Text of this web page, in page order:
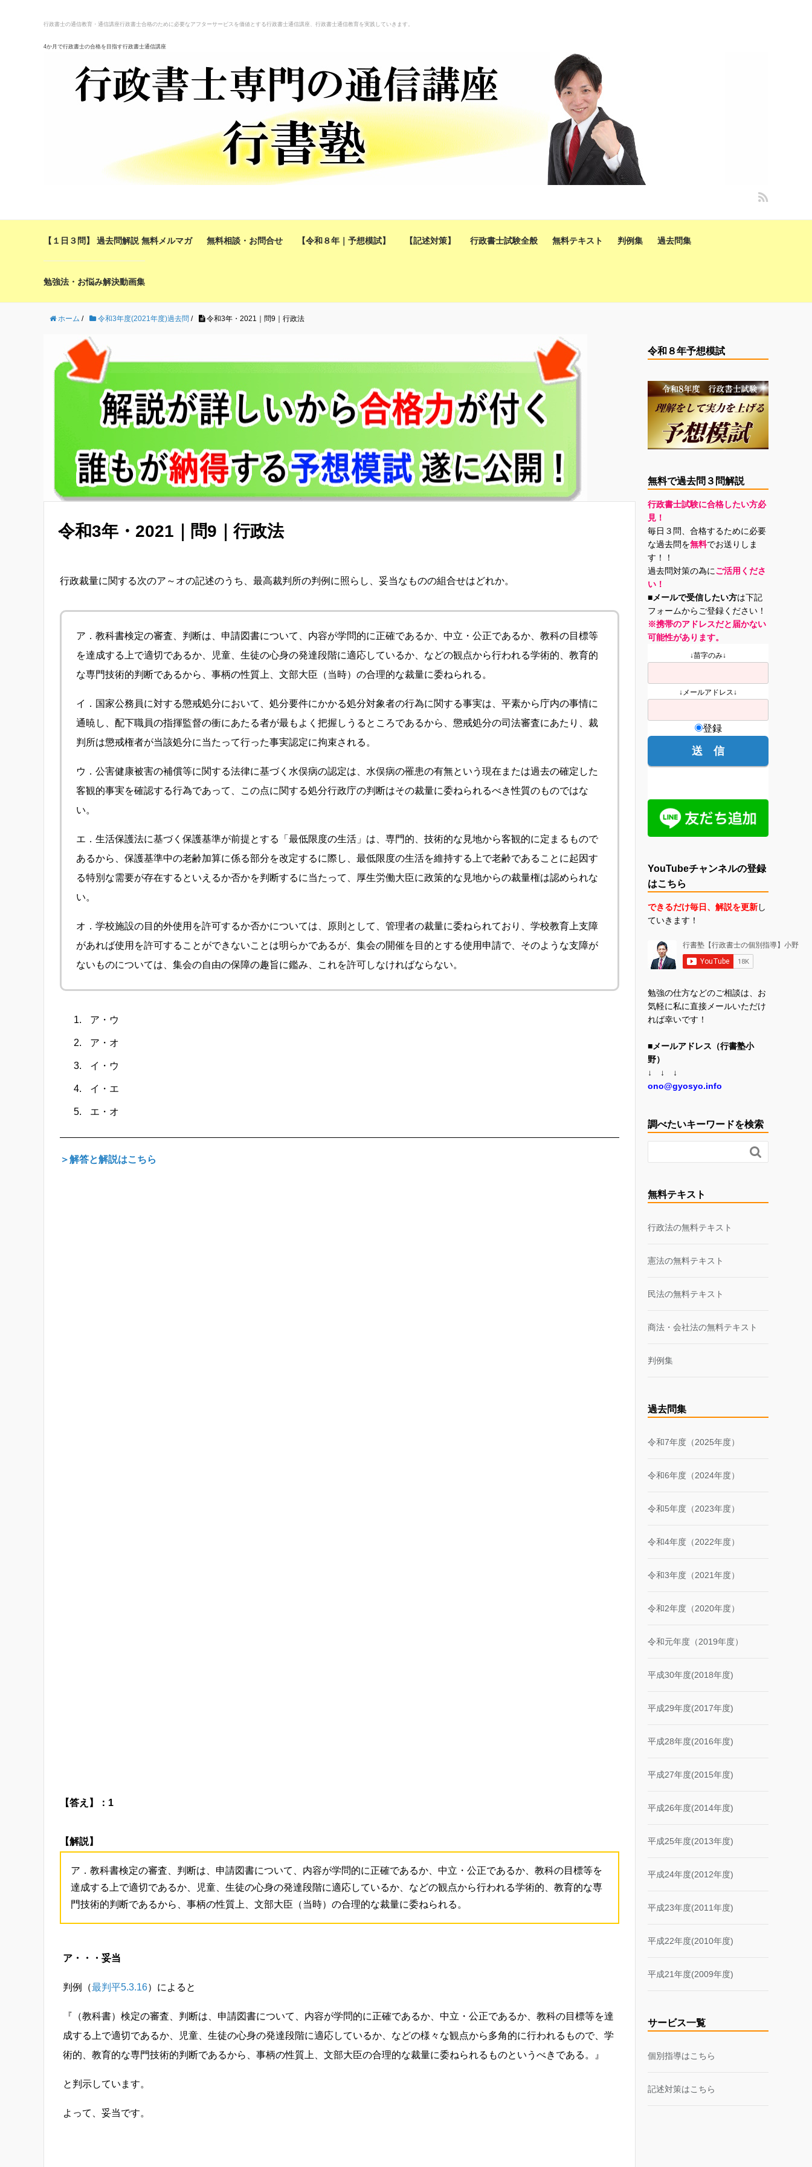
行政書士の通信教育・通信講座行政書士合格のために必要なアフターサービスを価値とする行政書士通信講座、行政書士通信教育を実践していきます。
4か月で行政書士の合格を目指す行政書士通信講座
【１日３問】 過去問解説 無料メルマガ 無料相談・お問合せ 【令和８年｜予想模試】 【記述対策】 行政書士試験全般 無料テキスト 判例集 過去問集
勉強法・お悩み解決動画集
ホーム / 令和3年度(2021年度)過去問 / 令和3年・2021｜問9｜行政法
令和3年・2021｜問9｜行政法
行政裁量に関する次のア～オの記述のうち、最高裁判所の判例に照らし、妥当なものの組合せはどれか。
ア．教科書検定の審査、判断は、申請図書について、内容が学問的に正確であるか、中立・公正であるか、教科の目標等
を達成する上で適切であるか、児童、生徒の心身の発達段階に適応しているか、などの観点から行われる学術的、教育的
な専門技術的判断であるから、事柄の性質上、文部大臣（当時）の合理的な裁量に委ねられる。
イ．国家公務員に対する懲戒処分において、処分要件にかかる処分対象者の行為に関する事実は、平素から庁内の事情に
通暁し、配下職員の指揮監督の衝にあたる者が最もよく把握しうるところであるから、懲戒処分の司法審査にあたり、裁
判所は懲戒権者が当該処分に当たって行った事実認定に拘束される。
ウ．公害健康被害の補償等に関する法律に基づく水俣病の認定は、水俣病の罹患の有無という現在または過去の確定した
客観的事実を確認する行為であって、この点に関する処分行政庁の判断はその裁量に委ねられるべき性質のものではな
い。
エ．生活保護法に基づく保護基準が前提とする「最低限度の生活」は、専門的、技術的な見地から客観的に定まるもので
あるから、保護基準中の老齢加算に係る部分を改定するに際し、最低限度の生活を維持する上で老齢であることに起因す
る特別な需要が存在するといえるか否かを判断するに当たって、厚生労働大臣に政策的な見地からの裁量権は認められな
い。
オ．学校施設の目的外使用を許可するか否かについては、原則として、管理者の裁量に委ねられており、学校教育上支障
があれば使用を許可することができないことは明らかであるが、集会の開催を目的とする使用申請で、そのような支障が
ないものについては、集会の自由の保障の趣旨に鑑み、これを許可しなければならない。
ア・ウ
ア・オ
イ・ウ
イ・エ
エ・オ
＞解答と解説はこちら
【答え】：1
【解説】
ア．教科書検定の審査、判断は、申請図書について、内容が学問的に正確であるか、中立・公正であるか、教科の目標等を
達成する上で適切であるか、児童、生徒の心身の発達段階に適応しているか、などの観点から行われる学術的、教育的な専
門技術的判断であるから、事柄の性質上、文部大臣（当時）の合理的な裁量に委ねられる。
ア・・・妥当
判例（最判平5.3.16）によると
『（教科書）検定の審査、判断は、申請図書について、内容が学問的に正確であるか、中立・公正であるか、教科の目標等を達
成する上で適切であるか、児童、生徒の心身の発達段階に適応しているか、などの様々な観点から多角的に行われるもので、学
術的、教育的な専門技術的判断であるから、事柄の性質上、文部大臣の合理的な裁量に委ねられるものというべきである。』
と判示しています。
よって、妥当です。
令和８年予想模試
無料で過去問３問解説
行政書士試験に合格したい方必
見！
毎日３問、合格するために必要
な過去問を無料でお送りしま
す！！
過去問対策の為にご活用くださ
い！
■メールで受信したい方は下記
フォームからご登録ください！
※携帯のアドレスだと届かない
可能性があります。
↓苗字のみ↓
↓メールアドレス↓
登録
YouTubeチャンネルの登録
はこちら
できるだけ毎日、解説を更新し
ていきます！
勉強の仕方などのご相談は、お
気軽に私に直接メールいただけ
れば幸いです！
■メールアドレス（行書塾小
野）
↓ ↓ ↓
ono@gyosyo.info
調べたいキーワードを検索

無料テキスト
行政法の無料テキスト
憲法の無料テキスト
民法の無料テキスト
商法・会社法の無料テキスト
判例集
過去問集
令和7年度（2025年度）
令和6年度（2024年度）
令和5年度（2023年度）
令和4年度（2022年度）
令和3年度（2021年度）
令和2年度（2020年度）
令和元年度（2019年度）
平成30年度(2018年度)
平成29年度(2017年度)
平成28年度(2016年度)
平成27年度(2015年度)
平成26年度(2014年度)
平成25年度(2013年度)
平成24年度(2012年度)
平成23年度(2011年度)
平成22年度(2010年度)
平成21年度(2009年度)
サービス一覧
個別指導はこちら
記述対策はこちら